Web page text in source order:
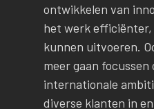
ontwikkelen van
het werk efficiënter,
kunnen uitvoeren.
meer gaan focussen
internationale
diverse klanten in